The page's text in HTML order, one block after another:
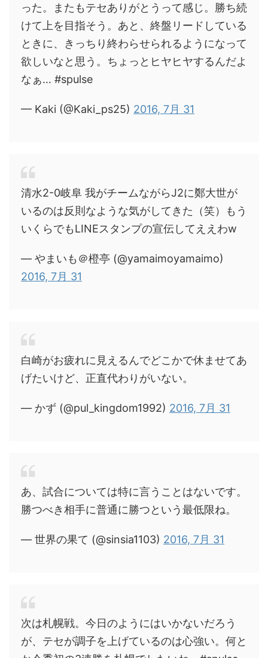
った。またもテセありがとうって感じ。勝ち続
けて上を目指そう。あと、終盤リードしている
ときに、きっちり終わらせられるようになって
欲しいなと思う。ちょっとヒヤヒヤするんだよ
なぁ… #spulse
— Kaki (@Kaki_ps25) 2016, 7月 31
清水2-0岐阜 我がチームながらJ2に鄭大世が
いるのは反則なような気がしてきた（笑）もう
いくらでもLINEスタンプの宣伝してええわw
— やまいも＠橙亭 (@yamaimoyamaimo)
2016, 7月 31
白崎がお疲れに見えるんでどこかで休ませてあ
げたいけど、正直代わりがいない。
— かず (@pul_kingdom1992) 2016, 7月 31
あ、試合については特に言うことはないです。
勝つべき相手に普通に勝つという最低限ね。
— 世界の果て (@sinsia1103) 2016, 7月 31
次は札幌戦。今日のようにはいかないだろう
が、テセが調子を上げているのは心強い。何と